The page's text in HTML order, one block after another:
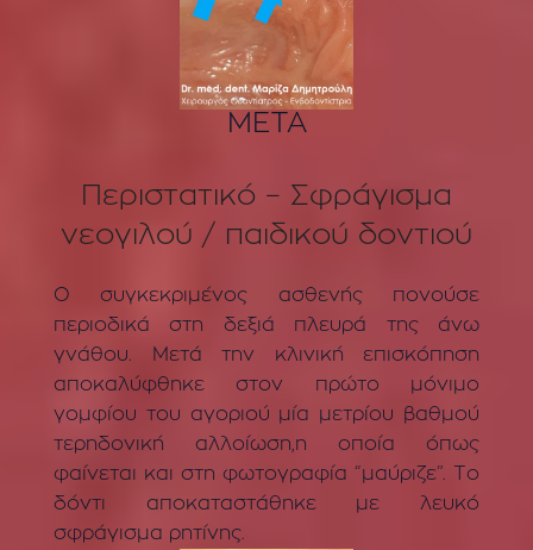
ΜΕΤΑ
Περιστατικό – Σφράγισμα
νεογιλού / παιδικού δοντιού
Ο συγκεκριμένος ασθενής πονούσε
περιοδικά στη δεξιά πλευρά της άνω
γνάθου. Μετά την κλινική επισκόπηση
αποκαλύφθηκε στον πρώτο μόνιμο
γομφίου του αγοριού μία μετρίου βαθμού
τερηδονική αλλοίωση,η οποία όπως
φαίνεται και στη φωτογραφία “μαύριζε”. Το
δόντι αποκαταστάθηκε με λευκό
σφράγισμα ρητίνης.